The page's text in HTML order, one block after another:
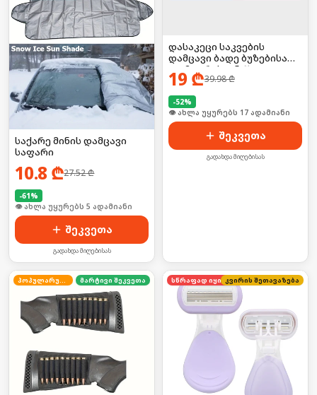
საქარე მინის დამცავი
საფარი
10.8 ₾27.52₾
-61%
🛒 ბოლო 24სთ-ში იყიდა 53-მა
შეკვეთა
გადახდა მიღებისას
დასაკეცი საკვების
დამცავი ბადე ბუზებისა
და მტვრისგან 🪰❌
19 ₾39.98₾
-52%
🛒 ბოლო 24სთ-ში იყიდა 23-მა
შეკვეთა
გადახდა მიღებისას
პოპულარული მარტივი შეკვეთა სწრაფად იყიდება
კვირის შეთავაზება